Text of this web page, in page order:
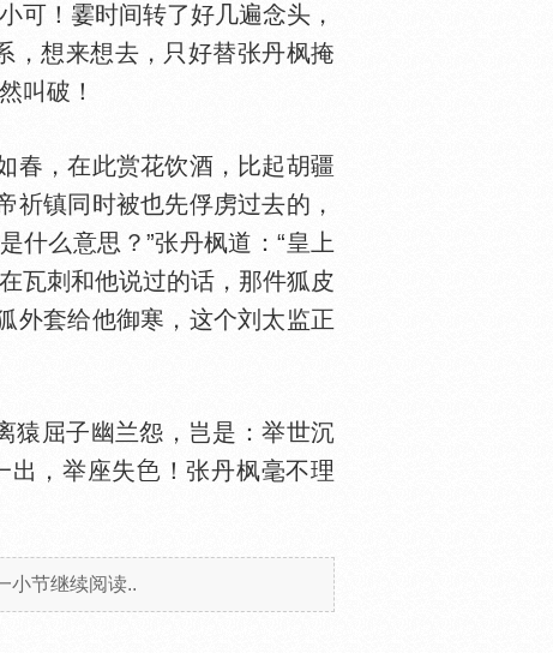
可！霎时间转了好几遍念头，
，想来想去，只好替张丹枫掩
叫破！
，在此赏花饮酒，比起胡疆
祈镇同时被也先俘虏过去的，
什么意思？”张丹枫道：“皇上
瓦刺和他说过的话，那件狐皮
外套给他御寒，这个刘太监正
猿屈子幽兰怨，岂是：举世沉
出，举座失
！张丹枫毫不理
小节继续阅读..